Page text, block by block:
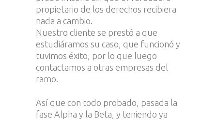
propietario de los derechos recibiera
nada a cambio.
Nuestro cliente se prestó a que
estudiáramos su caso, que funcionó y
tuvimos éxito, por lo que luego
contactamos a otras empresas del
ramo.
Así que con todo probado, pasada la
fase Alpha y la Beta, y teniendo ya